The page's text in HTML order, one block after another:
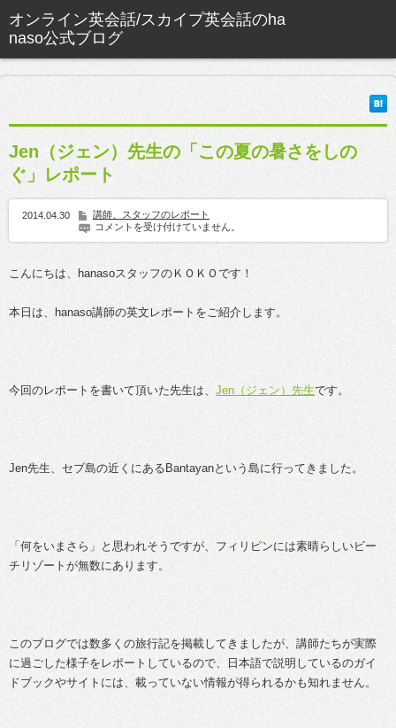
Jen（ジェン）先生の「この夏の暑さをしの
ぐ」レポート
2014.04.30
講師、スタッフのレポート
コメントを受け付けていません。
こんにちは、hanasoスタッフのＫＯＫＯです！
本日は、hanaso講師の英文レポートをご紹介します。
今回のレポートを書いて頂いた先生は、 Jen（ジェン）先生です。
Jen先生、セブ島の近くにあるBantayanという島に行ってきました。
「何をいまさら」と思われそうですが、フィリピンには素晴らしいビー
チリゾートが無数にあります。
このブログでは数多くの旅行記を掲載してきましたが、講師たちが実際
に過ごした様子をレポートしているので、日本語で説明しているのガイ
ドブックやサイトには、載っていない情報が得られるかも知れません。